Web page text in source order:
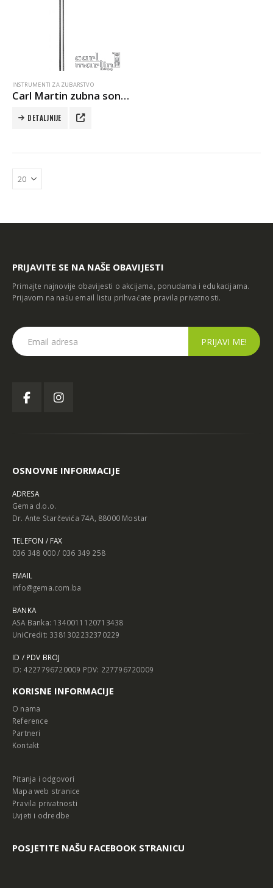
INSTRUMENTI ZA ZUBARSTVO
Carl Martin zubna sonda
DETALJNIJE
Evetric Flow
PRIJAVITE SE NA NAŠE OBAVIJESTI
Primajte najnovije obavijesti o akcijama, ponudama i edukacijama.
Prijavom na našu email listu prihvaćate pravila privatnosti.
OSNOVNE INFORMACIJE
ADRESA
Gema d.o.o.
Dr. Ante Starčevića 74A, 88000 Mostar
TELEFON / FAX
036 348 000 / 036 349 258
EMAIL
info@gema.com.ba
BANKA
ASA Banka: 1340011120713438
UniCredit: 3381302232370229
ID / PDV BROJ
ID: 4227796720009 PDV: 227796720009
KORISNE INFORMACIJE
O nama
Reference
Partneri
Kontakt
Pitanja i odgovori
Mapa web stranice
Pravila privatnosti
Uvjeti i odredbe
POSJETITE NAŠU FACEBOOK STRANICU